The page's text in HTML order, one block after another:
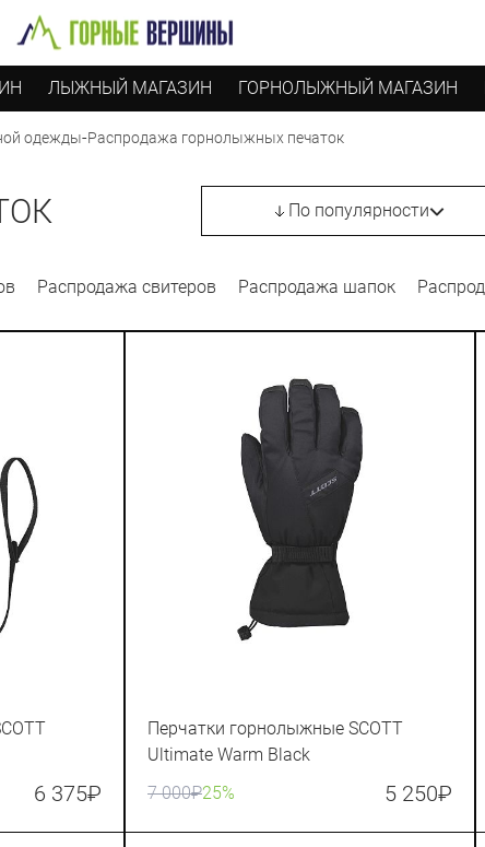
ЛЫЖНЫЙ МАГАЗИН ГОРНОЛЫЖНЫЙ МАГАЗИН
одежды-Распродажа горнолыжных печаток
По популярности
Распродажа свитеров Распродажа шапок
6 375₽
Перчатки горнолыжные SCOTT
Ultimate Warm Black
7 000₽25% 5 250₽